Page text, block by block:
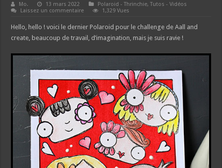
Mo. 13 mars 2022 Polaroid - Thrinchie,Tutos - Vidéos
Laissez un commentaire
1,329 Vues
Hello, hello ! voici le dernier Polaroid pour le challenge de Aall and
create, beaucoup de travail, d’imagination, mais je suis ravie !